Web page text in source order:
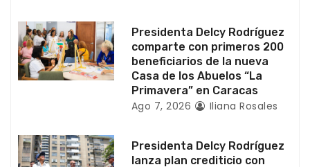
a
d
Presidenta Delcy Rodríguez
comparte con primeros 200
beneficiarios de la nueva
Casa de los Abuelos “La
Primavera” en Caracas
Ago 7, 2026 Iliana Rosales
Presidenta Delcy Rodríguez
lanza plan crediticio con